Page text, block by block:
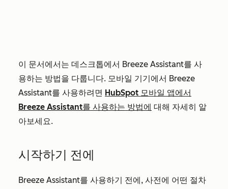
이 문서에서는 데스크톱에서 Breeze Assistant를 사
용하는 방법을 다룹니다. 모바일 기기에서 Breeze
Assistant를 사용하려면 HubSpot 모바일 앱에서
Breeze Assistant를 사용하는 방법에 대해 자세히 알
아보세요.
시작하기 전에
Breeze Assistant를 사용하기 전에, 사전에 어떤 절차